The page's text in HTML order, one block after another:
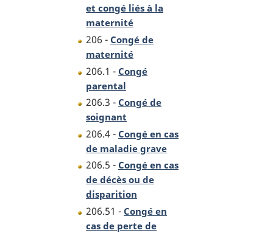
et congé liés à la
maternité
206 - Congé de
maternité
206.1 - Congé
parental
206.3 - Congé de
soignant
206.4 - Congé en cas
de maladie grave
206.5 - Congé en cas
de décès ou de
disparition
206.51 - Congé en
cas de perte de